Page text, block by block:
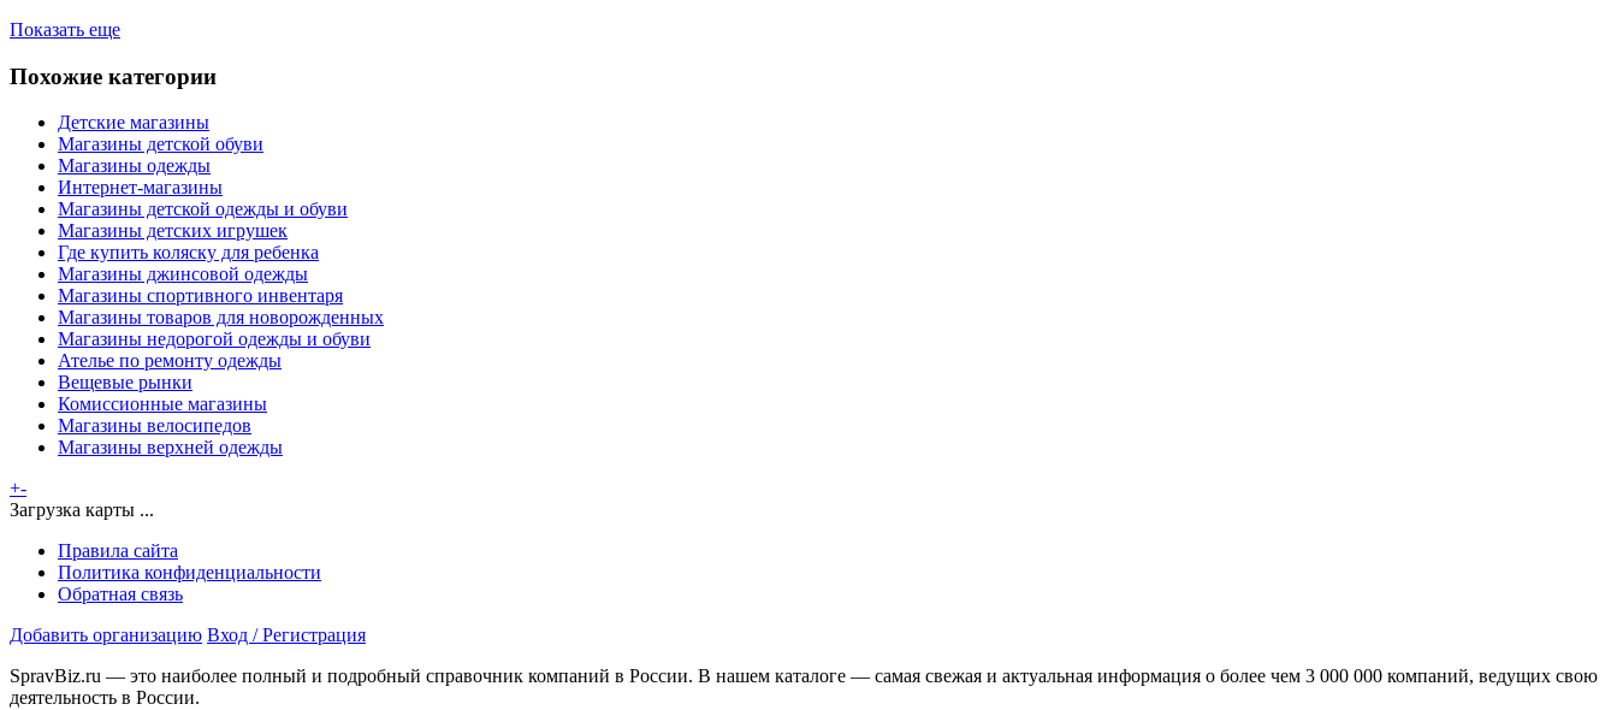
Показать еще
Похожие категории
Детские магазины
Магазины детской обуви
Магазины одежды
Интернет-магазины
Магазины детской одежды и обуви
Магазины детских игрушек
Где купить коляску для ребенка
Магазины джинсовой одежды
Магазины спортивного инвентаря
Магазины товаров для новорожденных
Магазины недорогой одежды и обуви
Ателье по ремонту одежды
Вещевые рынки
Комиссионные магазины
Магазины велосипедов
Магазины верхней одежды
+-
Загрузка карты ...
Правила сайта
Политика конфиденциальности
Обратная связь
Добавить организацию Вход / Регистрация
SpravBiz.ru — это наиболее полный и подробный справочник компаний в России. В нашем каталоге — самая свежая и актуальная информация о более чем 3 000 000 компаний, ведущих свою
деятельность в России.